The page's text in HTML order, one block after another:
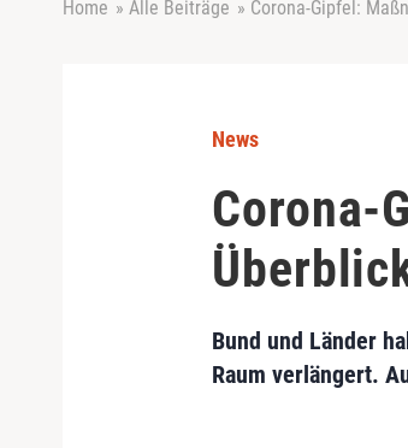
Home » Alle Beiträge » Corona-Gipfel:
News
Corona-
Bund und Länder
Raum verlängert.